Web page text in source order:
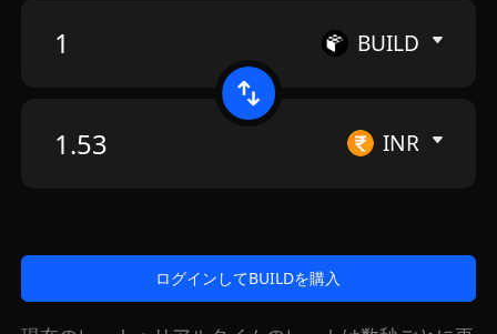
BUILD
INR
ログインしてBUILDを購入